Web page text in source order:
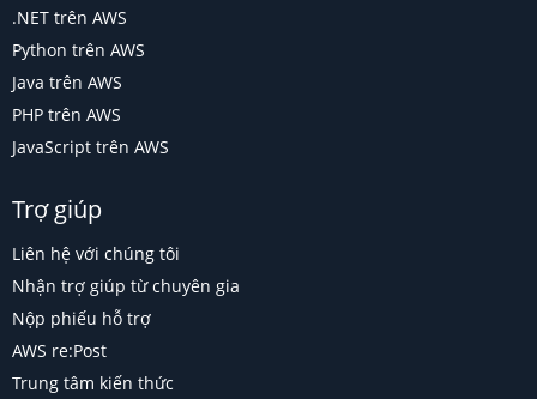
.NET trên AWS
Python trên AWS
Java trên AWS
PHP trên AWS
JavaScript trên AWS
Trợ giúp
Liên hệ với chúng tôi
Nhận trợ giúp từ chuyên gia
Nộp phiếu hỗ trợ
AWS re:Post
Trung tâm kiến thức